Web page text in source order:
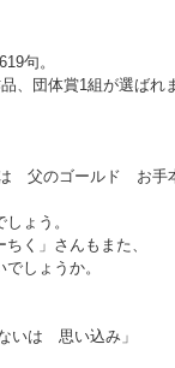
句。
、団体賞1組が選ばれ
は 父のゴールド お手
ょう。
く」さんもまた、
しょうか。
いは 思い込み」